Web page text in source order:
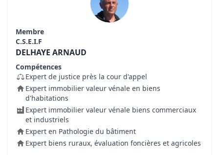
Membre
C.S.E.I.F
DELHAYE ARNAUD
Compétences
Expert de justice près la cour d'appel
Expert immobilier valeur vénale en biens
d'habitations
Expert immobilier valeur vénale biens commerciaux
et industriels
Expert en Pathologie du bâtiment
Expert biens ruraux, évaluation foncières et agricoles